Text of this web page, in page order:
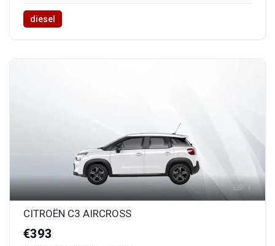
diesel
1
CITROËN C3 AIRCROSS
€393